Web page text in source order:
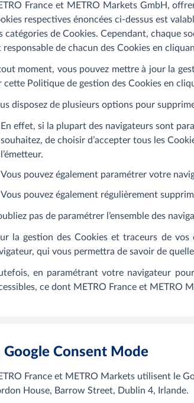
France et METRO Markets GmbH,
respectives énoncées ci-dessus est
catégories de Cookies. Cependant, chaque
responsable de chacun des Cookies en
moment, vous pouvez mettre à jour la
cette Politique de gestion des Cookies en
disposez de plusieurs options pour
En effet, si la plupart des navigateurs sont
souhaitez, de choisir d’accepter tous les
l’émetteur.
Vous pouvez également paramétrer votre
Vous pouvez également régulièrement
pas de paramétrer l’ensemble des
la gestion des Cookies et traceurs de
qui vous permettra de savoir de
en paramétrant votre navigateur
ce dont METRO France et METRO
Google Consent Mode
France et METRO Markets utilisent le
House, Barrow Street, Dublin 4, Irlande.